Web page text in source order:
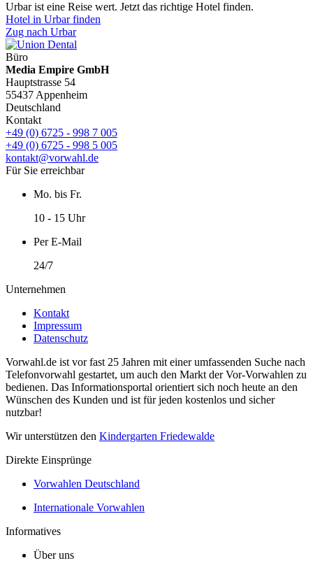
Urbar ist eine Reise wert. Jetzt das richtige Hotel finden.
Hotel in Urbar finden
Zug nach Urbar
Büro
Media Empire GmbH
Hauptstrasse 54
55437 Appenheim
Deutschland
Kontakt
+49 (0) 6725 - 998 7 005
+49 (0) 6725 - 998 5 005
kontakt@vorwahl.de
Für Sie erreichbar
Mo. bis Fr.
10 - 15 Uhr
Per E-Mail
24/7
Unternehmen
Kontakt
Impressum
Datenschutz
Vorwahl.de ist vor fast 25 Jahren mit einer umfassenden Suche nach
Telefonvorwahl gestartet, um auch den Markt der Vor-Vorwahlen zu
bedienen. Das Informationsportal orientiert sich noch heute an den
Wünschen des Kunden und ist für jeden kostenlos und sicher
nutzbar!
Wir unterstützen den Kindergarten Friedewalde
Direkte Einsprünge
Vorwahlen Deutschland
Internationale Vorwahlen
Informatives
Über uns